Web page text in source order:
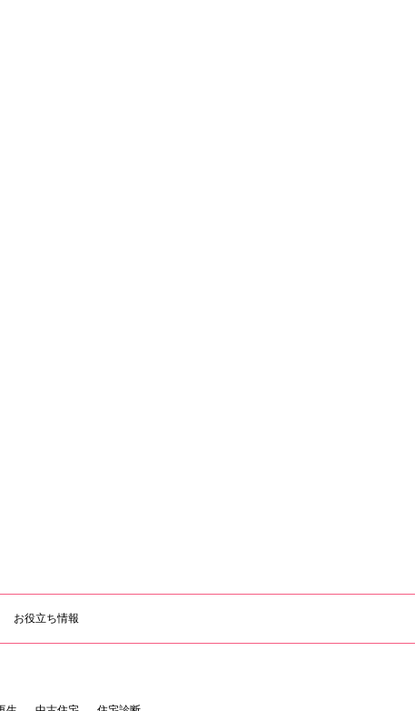
お役立ち情報